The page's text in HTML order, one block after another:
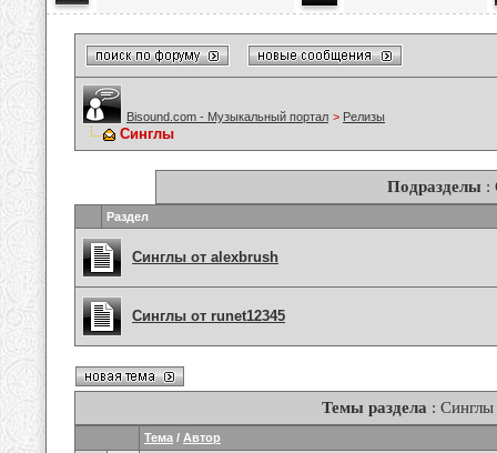
Bisound.com - Музыкальный портал > Релизы
Синглы
Подразделы :
Раздел
Синглы от alexbrush
Синглы от runet12345
Темы раздела : Синглы
Тема / Автор